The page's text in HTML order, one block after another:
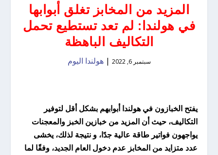
المزيد من المخابز تغلق أبوابها
في هولندا: لم تعد تستطيع تحمل
التكاليف الباهظة
سبتمبر 6, 2022 |هولندا اليوم
يفتح الخبازون في هولندا أبوابهم بشكل أقل لتوفير
التكاليف، حيث أنالمزيد من خبازين الخبز والمعجنات
يواجهون فواتير طاقة عالية جدًا، و نتيجة لذلك، يخشى
عدد متزايد من المخابز عدم دخول العام الجديد، وفقًا لما